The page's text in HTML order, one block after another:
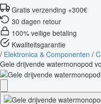
Gratis verzending +300€
30 dagen retour
100% veilige betaling
Kwaliteitsgarantie
/ Elektronica & Componenten /
Gele drijvende watermonopod